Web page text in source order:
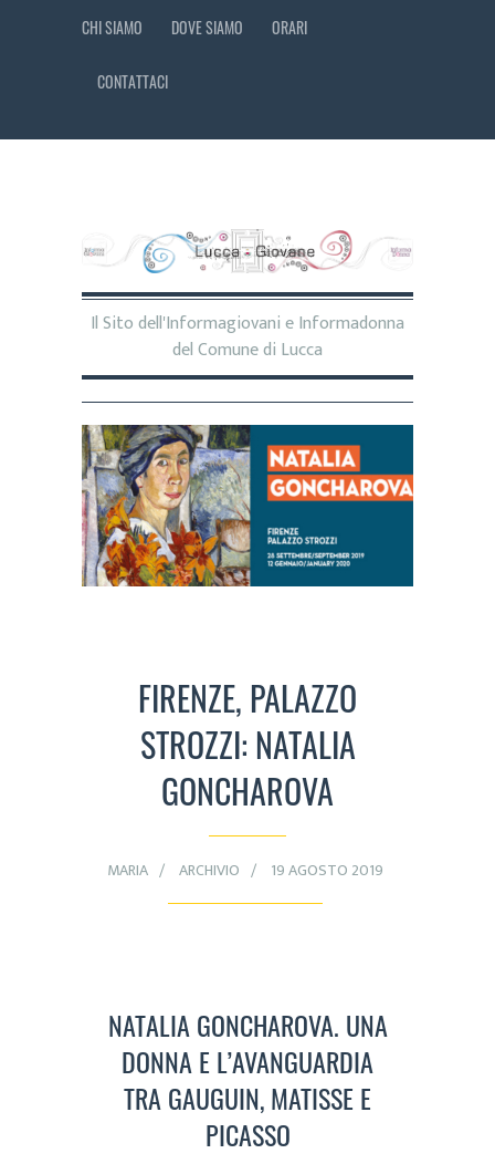
CHI SIAMO DOVE SIAMO ORARI
CONTATTACI
Il Sito dell'Informagiovani e Informadonna
del Comune di Lucca
FIRENZE, PALAZZO
STROZZI: NATALIA
GONCHAROVA
MARIA ARCHIVIO 19 AGOSTO 2019
NATALIA GONCHAROVA. UNA
DONNA E L’AVANGUARDIA
TRA GAUGUIN, MATISSE E
PICASSO